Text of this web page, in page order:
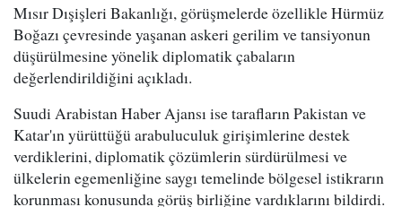
Mısır Dışişleri Bakanlığı, görüşmelerde özellikle Hürmüz
Boğazı çevresinde yaşanan askeri gerilim ve tansiyonun
düşürülmesine yönelik diplomatik çabaların
değerlendirildiğini açıkladı.
Suudi Arabistan Haber Ajansı ise tarafların Pakistan ve
Katar'ın yürüttüğü arabuluculuk girişimlerine destek
verdiklerini, diplomatik çözümlerin sürdürülmesi ve
ülkelerin egemenliğine saygı temelinde bölgesel istikrarın
korunması konusunda görüş birliğine vardıklarını bildirdi.